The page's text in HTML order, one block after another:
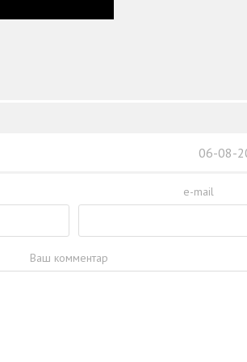
06-08-
e-mail
Ваш комментар